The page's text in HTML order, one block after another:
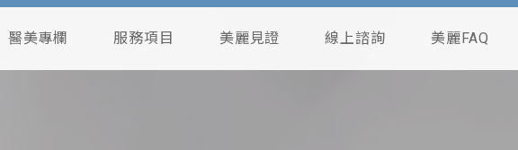
醫美專欄 服務項目 美麗見證 線上諮詢 美麗FAQ